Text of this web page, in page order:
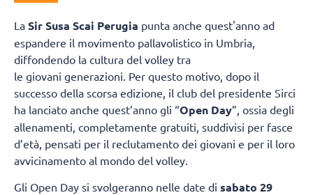
La Sir Susa Scai Perugia punta anche quest'anno ad
espandere il movimento pallavolistico in Umbria,
diffondendo la cultura del volley tra
le giovani generazioni. Per questo motivo, dopo il
successo della scorsa edizione, il club del presidente Sirci
ha lanciato anche quest’anno gli “Open Day”, ossia degli
allenamenti, completamente gratuiti, suddivisi per fasce
d’età, pensati per il reclutamento dei giovani e per il loro
avvicinamento al mondo del volley.
Gli Open Day si svolgeranno nelle date di sabato 29